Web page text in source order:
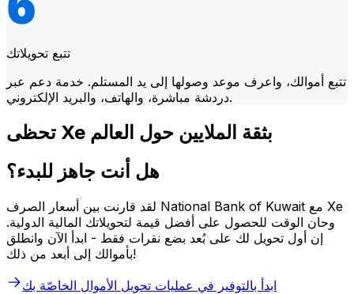
تتبع تحويلاتك
تتبع أموالك، واعرف موعد وصولها إلى يد المستلم. خدمة دعم عبر
دردشة مباشرة، والهاتف، والبريد الإلكتروني.
تحظى Xe بثقة الملايين حول العالم
هل أنت جاهز للبدء؟
لقد قارنت بين أسعار الصرف National Bank of Kuwait مع Xe
وحان الوقت للحصول على أفضل قيمة لتحويلاتك المالية الدولية.
إن أول تحويل لك على بُعد بضع نقرات فقط - ابدأ الآن وانطلق
بأموالك إلى أبعد من ذلك!
ابدأ بالتوفير في عمليات تحويل الأموال الخاصّة بك